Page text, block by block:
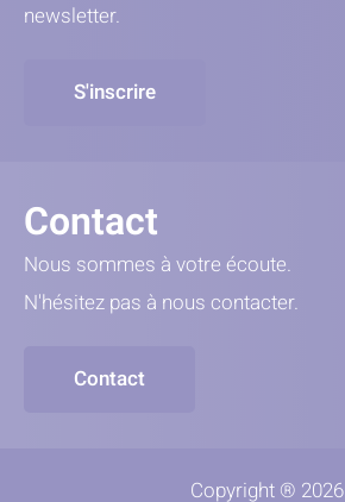
newsletter.
S'inscrire
Contact
Nous sommes à votre écoute.
N'hésitez pas à nous contacter.
Contact
Copyright ® 2026